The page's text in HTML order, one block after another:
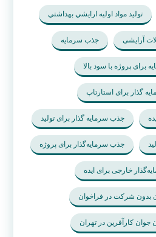
تولید مواد اوليه ارايشي بهداشتي
آرایشی جذب سرمایه
برای پروژه با سود بالا
گذار برای استارتاپ
جذب سرمایه گذار برای تولید
جذب سرمایه‌گذار برای پروژه
خارجی برای ایده
بدون شرکت در فراخوان
جوان کارآفرین در تهران